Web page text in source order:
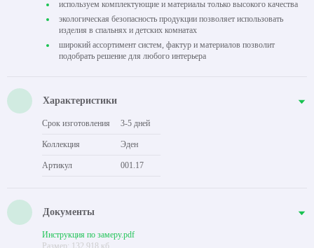
используем комплектующие и материалы только высокого качества
экологическая безопасность продукции позволяет использовать
изделия в спальнях и детских комнатах
широкий ассортимент систем, фактур и материалов позволит
подобрать решение для любого интерьера
Характеристики
Срок изготовления 3-5 дней
Коллекция Эден
Артикул 001.17
Документы
Инструкция по замеру.pdf